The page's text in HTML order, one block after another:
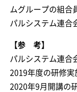
ムグループの組合
パルシステム連合
【参 考】
パルシステム連合
2019年度の研修実
2020年9月開講の